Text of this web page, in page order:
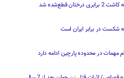
قطع‌شده شد
شکست در برابر ایران است
مهمات در محدوده پارچین ادامه دارد